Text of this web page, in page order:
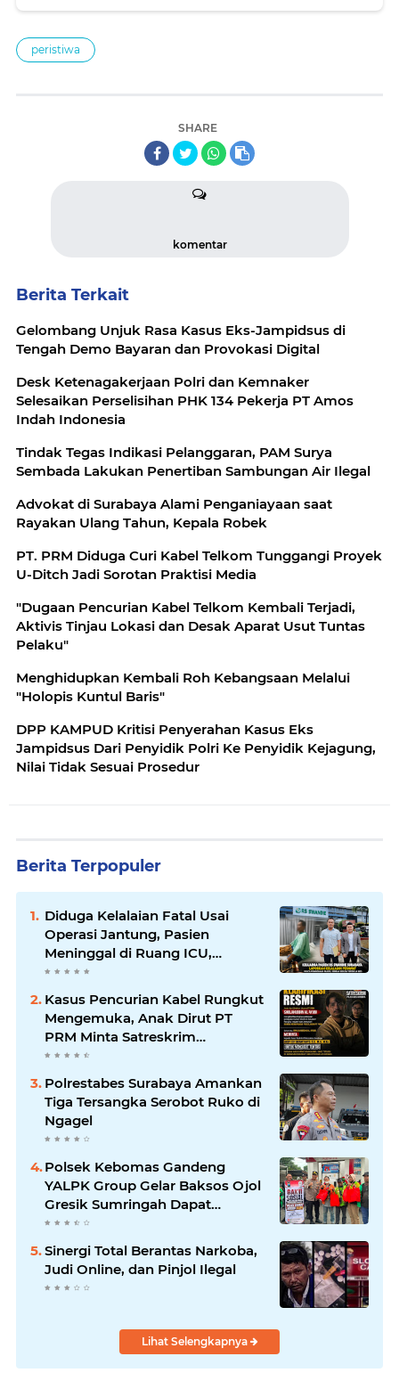
peristiwa
SHARE
komentar
Berita Terkait
Gelombang Unjuk Rasa Kasus Eks-Jampidsus di
Tengah Demo Bayaran dan Provokasi Digital
Desk Ketenagakerjaan Polri dan Kemnaker
Selesaikan Perselisihan PHK 134 Pekerja PT Amos
Indah Indonesia
Tindak Tegas Indikasi Pelanggaran, PAM Surya
Sembada Lakukan Penertiban Sambungan Air Ilegal
Advokat di Surabaya Alami Penganiayaan saat
Rayakan Ulang Tahun, Kepala Robek
PT. PRM Diduga Curi Kabel Telkom Tunggangi Proyek
U-Ditch Jadi Sorotan Praktisi Media
"Dugaan Pencurian Kabel Telkom Kembali Terjadi,
Aktivis Tinjau Lokasi dan Desak Aparat Usut Tuntas
Pelaku"
Menghidupkan Kembali Roh Kebangsaan Melalui
"Holopis Kuntul Baris"
DPP KAMPUD Kritisi Penyerahan Kasus Eks
Jampidsus Dari Penyidik Polri Ke Penyidik Kejagung,
Nilai Tidak Sesuai Prosedur
Berita Terpopuler
Diduga Kelalaian Fatal Usai
Operasi Jantung, Pasien
Meninggal di Ruang ICU,
Keluarga Tuntut RSUD dr.
Soewandhie Bertanggung
Jawab
Kasus Pencurian Kabel Rungkut
Mengemuka, Anak Dirut PT
PRM Minta Satreskrim
Polrestabes Surabaya Usut
Hingga Tuntas
Polrestabes Surabaya Amankan
Tiga Tersangka Serobot Ruko di
Ngagel
Polsek Kebomas Gandeng
YALPK Group Gelar Baksos Ojol
Gresik Sumringah Dapat
Sembako dan BBM Gratis
Sinergi Total Berantas Narkoba,
Judi Online, dan Pinjol Ilegal
Lihat Selengkapnya